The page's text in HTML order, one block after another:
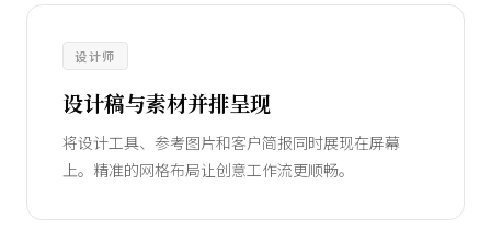
设计师
设计稿与素材并排呈现
将设计工具、参考图片和客户简报同时展现在屏幕
上。精准的网格布局让创意工作流更顺畅。